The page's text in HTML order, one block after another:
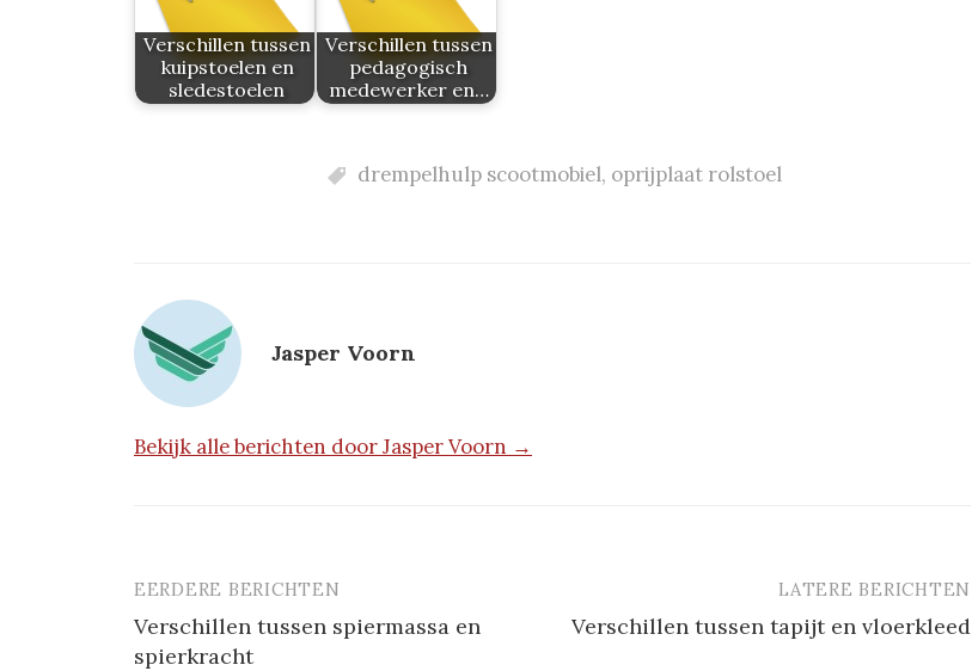
Verschillen tussen
kuipstoelen en
sledestoelen
Verschillen tussen
pedagogisch
medewerker en…
drempelhulp scootmobiel, oprijplaat rolstoel
Jasper Voorn
Bekijk alle berichten door Jasper Voorn →
Berichtnavigatie
EERDERE BERICHTEN
Verschillen tussen spiermassa en
spierkracht
LATERE BERICHTEN
Verschillen tussen tapijt en vloerkleed